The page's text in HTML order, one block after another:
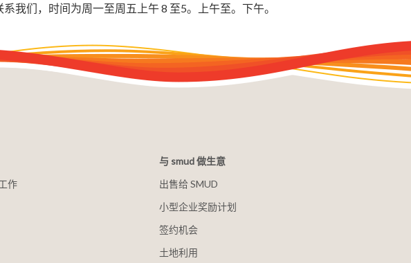
系我们，时间为周一至周五上午 8 至5。上午至。下午。
作
与 smud 做生意
出售给 SMUD
小型企业奖励计划
签约机会
土地利用